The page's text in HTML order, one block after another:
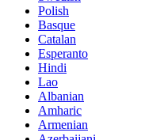
Polish
Basque
Catalan
Esperanto
Hindi
Lao
Albanian
Amharic
Armenian